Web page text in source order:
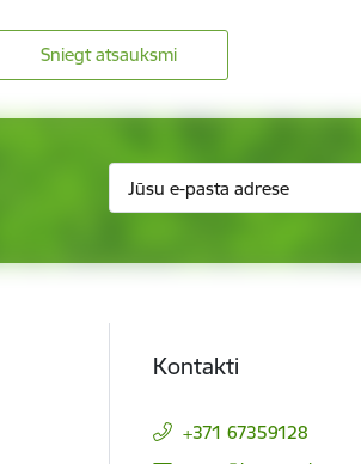
Sniegt atsauksmi
Kontakti
+371 67359128